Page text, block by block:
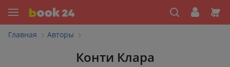
Главная Авторы
Конти Клара